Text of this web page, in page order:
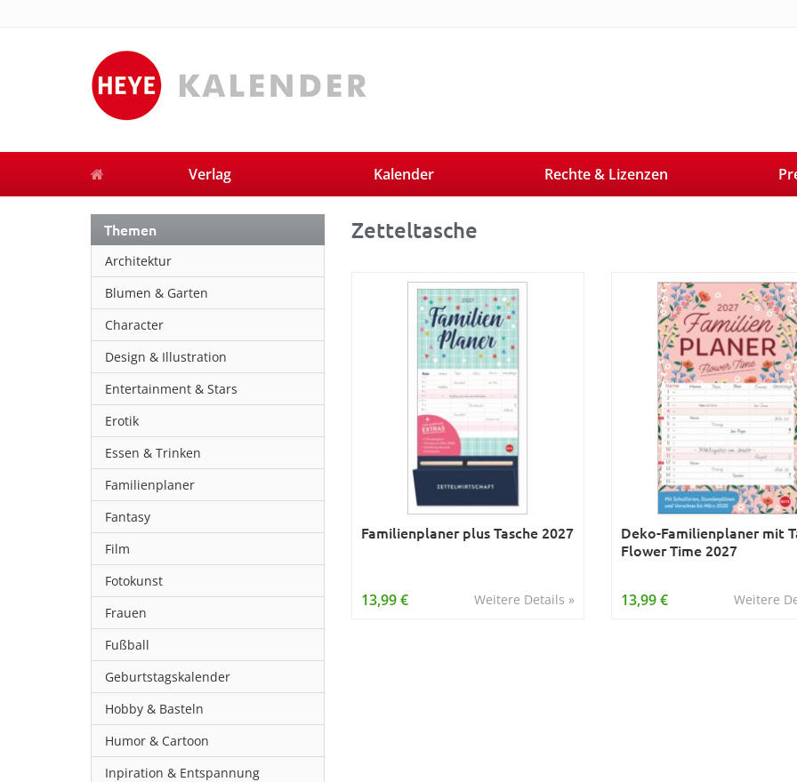
Verlag Kalender Rechte & Lizenzen
Themen
Architektur
Blumen & Garten
Character
Design & Illustration
Entertainment & Stars
Erotik
Essen & Trinken
Familienplaner
Fantasy
Film
Fotokunst
Frauen
Fußball
Geburtstagskalender
Hobby & Basteln
Humor & Cartoon
Inpiration & Entspannung
Zetteltasche
Familienplaner plus Tasche 2027
Weitere Details »
13,99 €
Deko-Familienplaner mit
Flower Time 2027
Weitere
13,99 €